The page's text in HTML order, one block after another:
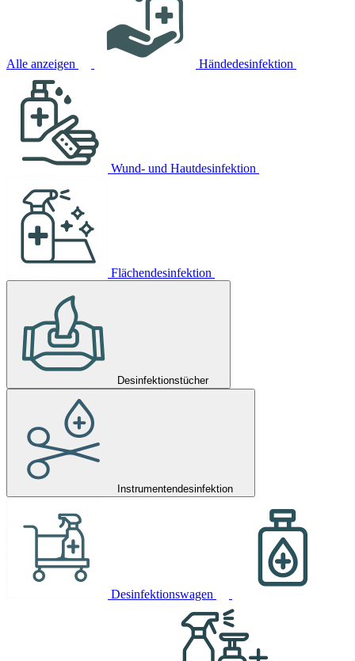
Alle anzeigen Händedesinfektion
Wund- und Hautdesinfektion
Flächendesinfektion
Desinfektionstücher
Instrumentendesinfektion
Desinfektionswagen